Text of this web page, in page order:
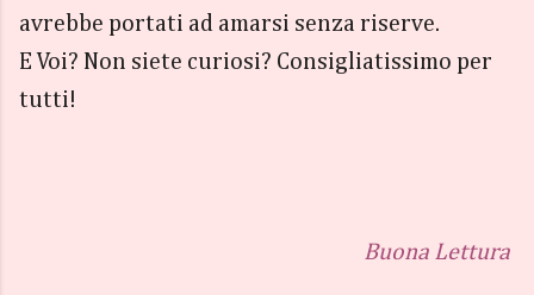
avrebbe portati ad amarsi senza riserve.
E Voi? Non siete curiosi? Consigliatissimo per
tutti!
Buona Lettura